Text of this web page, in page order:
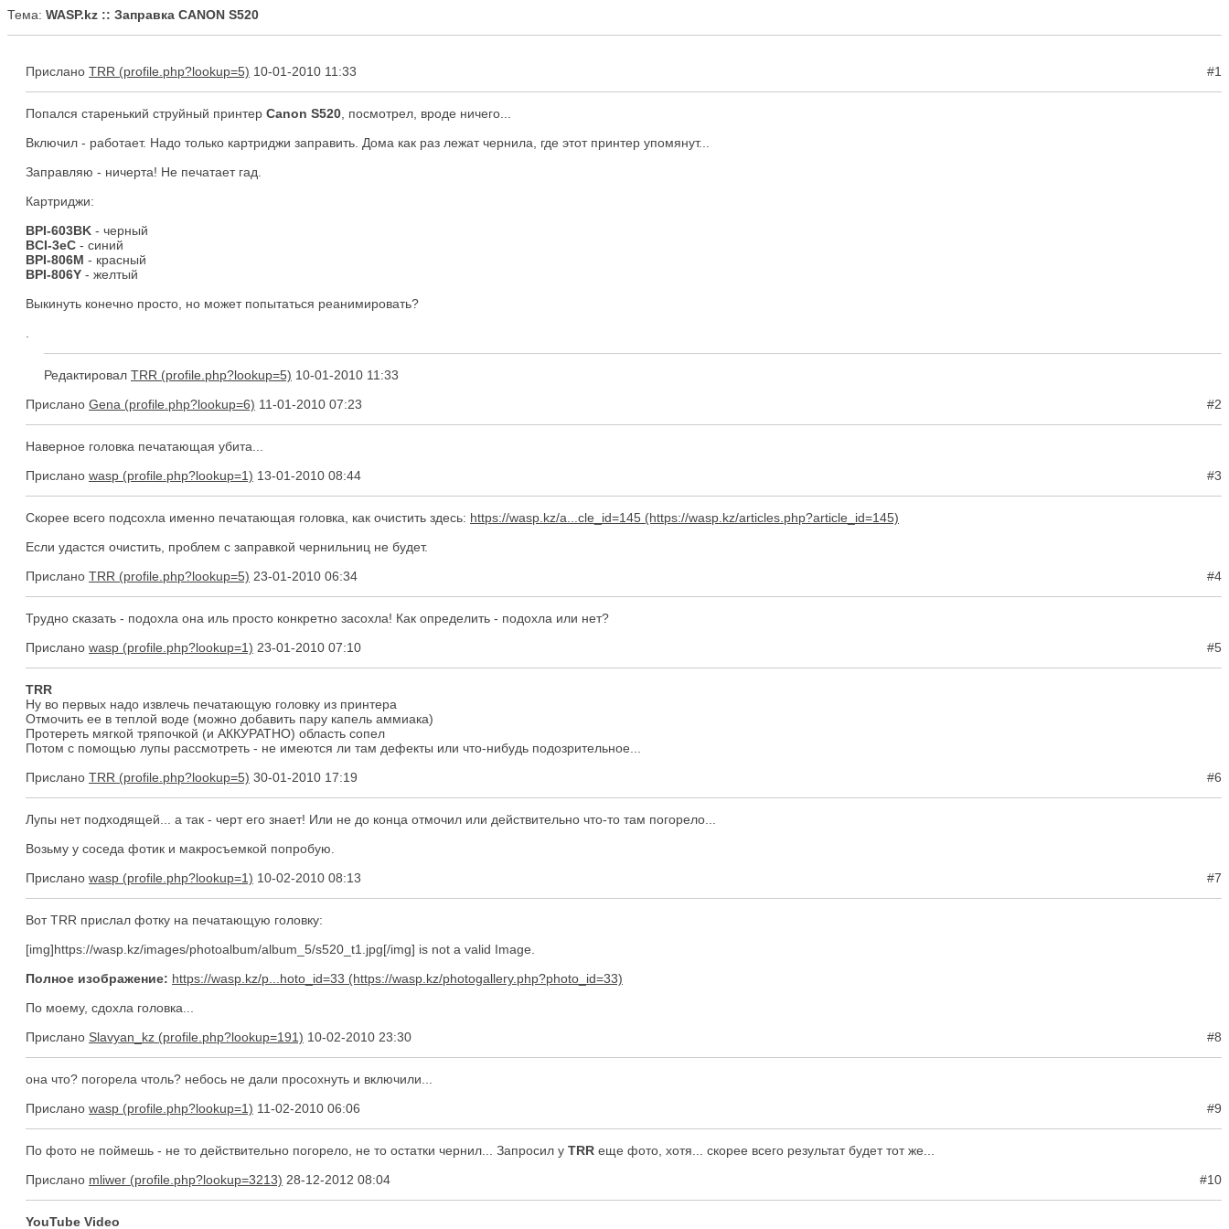
Тема: WASP.kz :: Заправка CANON S520
Прислано TRR 10-01-2010 11:33 #1
Попался старенький струйный принтер Canon S520 , посмотрел, вроде ничего...
Включил - работает. Надо только картриджи заправить. Дома как раз лежат чернила, где этот принтер упомянут...
Заправляю - ничерта! Не печатает гад.
Картриджи:
BPI-603BK - черный
BCI-3eC - синий
BPI-806M - красный
BPI-806Y - желтый
Выкинуть конечно просто, но может попытаться реанимировать?
Редактировал TRR
10-01-2010 11:33
Прислано Gena 11-01-2010 07:23 #2
Наверное головка печатающая убита...
Прислано wasp 13-01-2010 08:44 #3
Скорее всего подсохла именно печатающая головка, как очистить здесь: https://wasp.kz/a...cle_id=145
Если удастся очистить, проблем с заправкой чернильниц не будет.
Прислано TRR 23-01-2010 06:34 #4
Трудно сказать - подохла она иль просто конкретно засохла! Как определить - подохла или нет?
Прислано wasp 23-01-2010 07:10 #5
TRR
Ну во первых надо извлечь печатающую головку из принтера
Отмочить ее в теплой воде (можно добавить пару капель аммиака)
Протереть мягкой тряпочкой (и АККУРАТНО) область сопел
Потом с помощью лупы рассмотреть - не имеются ли там дефекты или что-нибудь подозрительное...
Прислано TRR 30-01-2010 17:19 #6
Лупы нет подходящей... а так - черт его знает! Или не до конца отмочил или действительно что-то там погорело...
Возьму у соседа фотик и макросъемкой попробую.
Прислано wasp 10-02-2010 08:13 #7
Вот TRR прислал фотку на печатающую головку:
[img]https://wasp.kz/images/photoalbum/album_5/s520_t1.jpg[/img] is not a valid Image.
Полное изображение: https://wasp.kz/p...hoto_id=33
По моему, сдохла головка...
Прислано Slavyan_kz 10-02-2010 23:30 #8
она что? погорела чтоль? небось не дали просохнуть и включили...
Прислано wasp 11-02-2010 06:06 #9
По фото не поймешь - не то действительно погорело, не то остатки чернил... Запросил у TRR еще фото, хотя... скорее всего результат будет тот же...
Прислано mliwer 28-12-2012 08:04 #10
YouTube Video